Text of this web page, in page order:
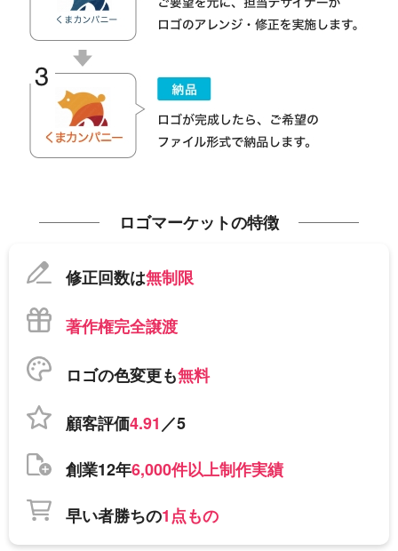
ロゴマーケットの特徴
修正回数は無制限
著作権完全譲渡
ロゴの色変更も無料
顧客評価4.91／5
創業12年6,000件以上制作実績
早い者勝ちの1点もの